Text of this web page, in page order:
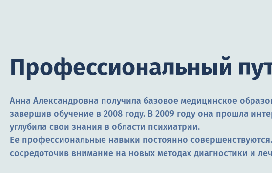
Профессиональный
Анна Александровна получила базовое медицинское
завершив обучение в 2008 году. В 2009 году она прошла
углубила свои знания в области психиатрии.
Ее профессиональные навыки постоянно
сосредоточив внимание на новых методах диагностики и